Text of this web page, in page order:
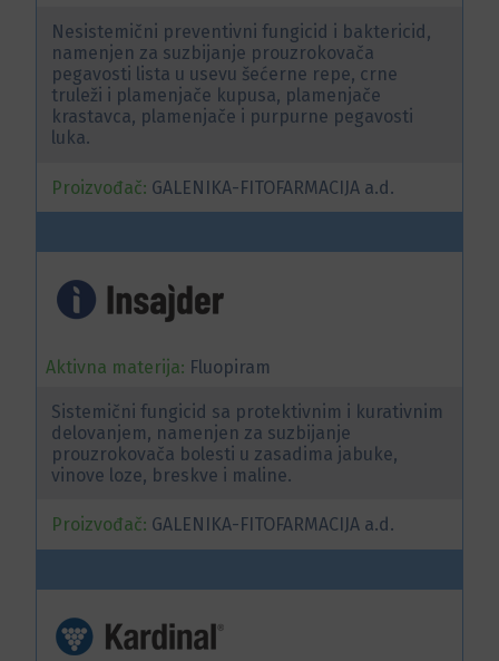
Nesistemični preventivni fungicid i baktericid,
namenjen za suzbijanje prouzrokovača
pegavosti lista u usevu šećerne repe, crne
truleži i plamenjače kupusa, plamenjače
krastavca, plamenjače i purpurne pegavosti
luka.
Proizvođač: GALENIKA-FITOFARMACIJA a.d.
Aktivna materija: Fluopiram
Sistemični fungicid sa protektivnim i kurativnim
delovanjem, namenjen za suzbijanje
prouzrokovača bolesti u zasadima jabuke,
vinove loze, breskve i maline.
Proizvođač: GALENIKA-FITOFARMACIJA a.d.